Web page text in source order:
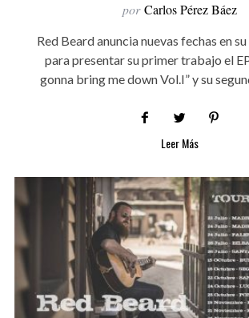
por Carlos Pérez Báez
Red Beard anuncia nuevas fechas en
para presentar su primer trabajo el
gonna bring me down Vol.I” y su
Leer Más